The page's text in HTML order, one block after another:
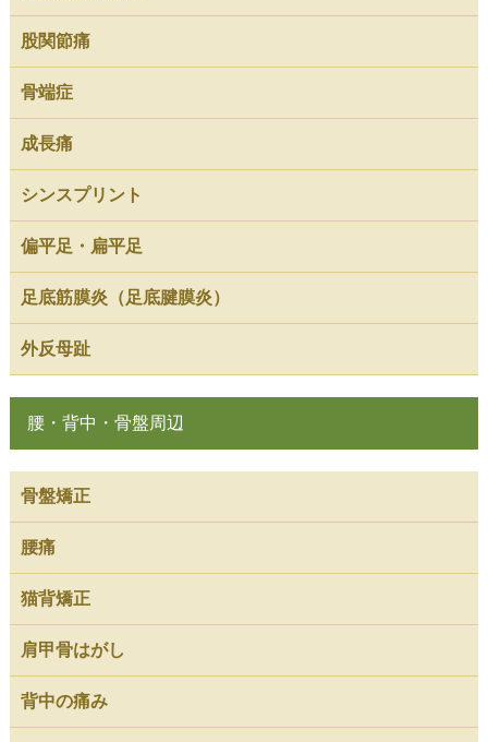
股関節痛
骨端症
成長痛
シンスプリント
偏平足・扁平足
足底筋膜炎（足底腱膜炎）
外反母趾
腰・背中・骨盤周辺
骨盤矯正
腰痛
猫背矯正
肩甲骨はがし
背中の痛み